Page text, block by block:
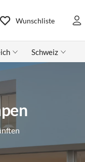
Wunschliste
Schweiz